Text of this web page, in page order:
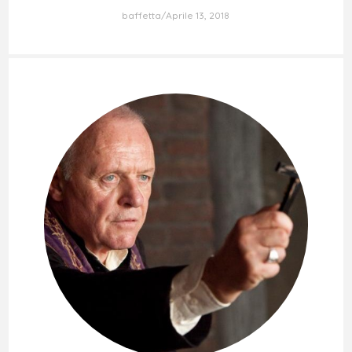
baffetta Aprile 13, 2018